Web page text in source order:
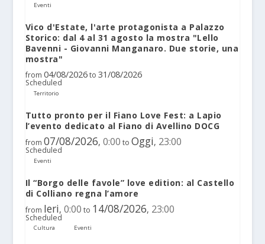
Eventi
Vico d'Estate, l'arte protagonista a Palazzo
Storico: dal 4 al 31 agosto la mostra "Lello
Bavenni - Giovanni Manganaro. Due storie, una
mostra"
from 04/08/2026 to 31/08/2026
Scheduled
Territorio
Tutto pronto per il Fiano Love Fest: a Lapio
l’evento dedicato al Fiano di Avellino DOCG
from 07/08/2026, 0:00 to Oggi, 23:00
Scheduled
Eventi
Il “Borgo delle favole” love edition: al Castello
di Colliano regna l’amore
from Ieri, 0:00 to 14/08/2026, 23:00
Scheduled
Cultura Eventi